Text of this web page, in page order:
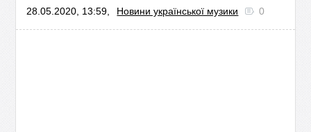
28.05.2020, 13:59, Новини української музики 0